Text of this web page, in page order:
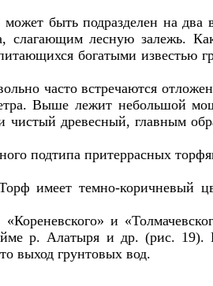
быть подразделен на
лесную залежь.
богатыми
часто встречаются
Выше лежит небольшой
чистый древесный, главным
имеет темно-коричневый
«Кореневского» и
р. Алатыря и др. (рис. 19).
выход грунтовых вод.